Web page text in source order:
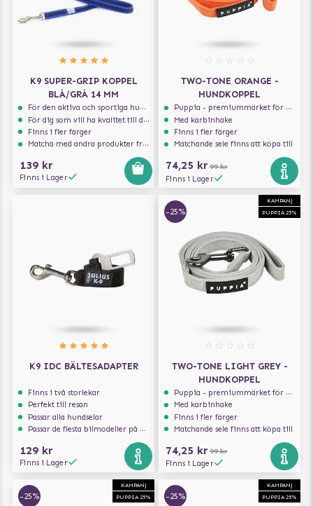
K9 SUPER-GRIP KOPPEL
BLÅ/GRÅ 14 MM
För den aktiva och sportiga hunden
För dig som vill ha kvalitet till din hund!
Finns i fler färger
Matcha med andra produkter från Julius-K9
139 kr
Finns i Lager
TWO-TONE ORANGE -
HUNDKOPPEL
Puppia - premiummärket för hundselar
Med karbinhake
Finns i fler färger
Matchande sele finns att köpa till
74,25 kr 99 kr
Finns i Lager
K9 IDC BÄLTESADAPTER
Finns i två storlekar
Perfekt till resan
Passar alla hundselar
Passar de flesta bilmodeller på marknaden
129 kr
Finns i Lager
KAMPANJ
PUPPIA 25%
-25%
TWO-TONE LIGHT GREY -
HUNDKOPPEL
Puppia - premiummärket för hundselar
Med karbinhake
Finns i fler färger
Matchande sele finns att köpa till
74,25 kr 99 kr
Finns i Lager
KAMPANJ
PUPPIA 25%
-25%
KAMPANJ
PUPPIA 25%
-25%